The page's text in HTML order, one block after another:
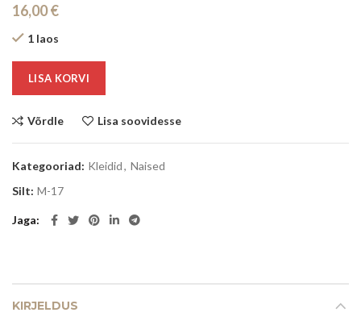
16,00€
1 laos
LISA KORVI
Võrdle Lisa soovidesse
Kategooriad: Kleidid, Naised
Silt: M-17
Jaga
KIRJELDUS